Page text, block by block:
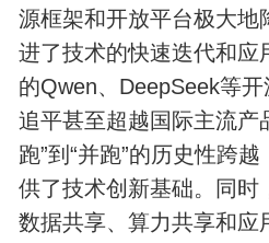
源框架和开放平台极大地
进了技术的快速迭代和应
的Qwen、DeepSeek等
追平甚至超越国际主流产
跑”到“并跑”的历史性跨
供了技术创新基础。同时
数据共享、算力共享和应